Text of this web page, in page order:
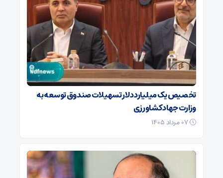
تخصیص یک میلیارد دلار تسهیلات صندوق توسعه به
وزارت جهاد کشاورزی